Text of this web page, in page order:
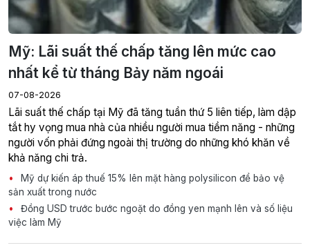
Mỹ: Lãi suất thế chấp tăng lên mức cao
nhất kể từ tháng Bảy năm ngoái
07-08-2026
Lãi suất thế chấp tại Mỹ đã tăng tuần thứ 5 liên tiếp, làm dập
tắt hy vọng mua nhà của nhiều người mua tiềm năng - những
người vốn phải đứng ngoài thị trường do những khó khăn về
khả năng chi trả.
Mỹ dự kiến áp thuế 15% lên mặt hàng polysilicon để bảo vệ
sản xuất trong nước
Đồng USD trước bước ngoặt do đồng yen mạnh lên và số liệu
việc làm Mỹ